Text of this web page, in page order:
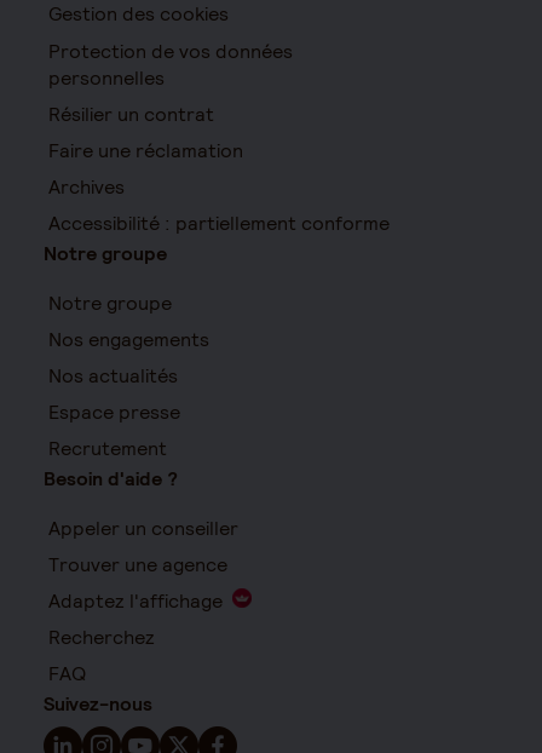
Gestion des cookies
Protection de vos données
personnelles
Résilier un contrat
Faire une réclamation
Archives
Accessibilité : partiellement conforme
Notre groupe
Notre groupe
Nos engagements
Nos actualités
Espace presse
Recrutement
Besoin d'aide ?
Appeler un conseiller
Trouver une agence
Adaptez l'affichage
Recherchez
FAQ
Suivez-nous
Suivez-nous sur LinkedIn - Nouvelle fenêtre
Suivez-nous sur Instagram - Nouvelle fenêtre
Suivez-nous sur YouTube - Nouvelle fenêtre
Suivez-nous sur X - Nouvelle fenêtre
Suivez-nous sur Facebook - Nouvelle